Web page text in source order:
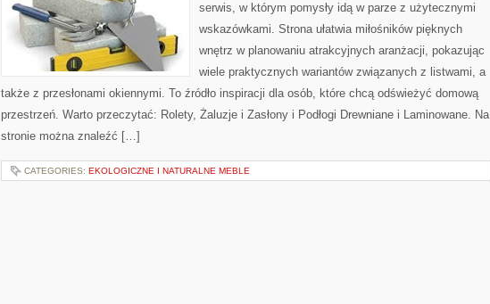
serwis, w którym pomysły idą w parze z użytecznymi
wskazówkami. Strona ułatwia miłośników pięknych
wnętrz w planowaniu atrakcyjnych aranżacji, pokazując
wiele praktycznych wariantów związanych z listwami, a
także z przesłonami okiennymi. To źródło inspiracji dla osób, które chcą odświeżyć domową
przestrzeń. Warto przeczytać: Rolety, Żaluzje i Zasłony i Podłogi Drewniane i Laminowane. Na
stronie można znaleźć […]
CATEGORIES: EKOLOGICZNE I NATURALNE MEBLE